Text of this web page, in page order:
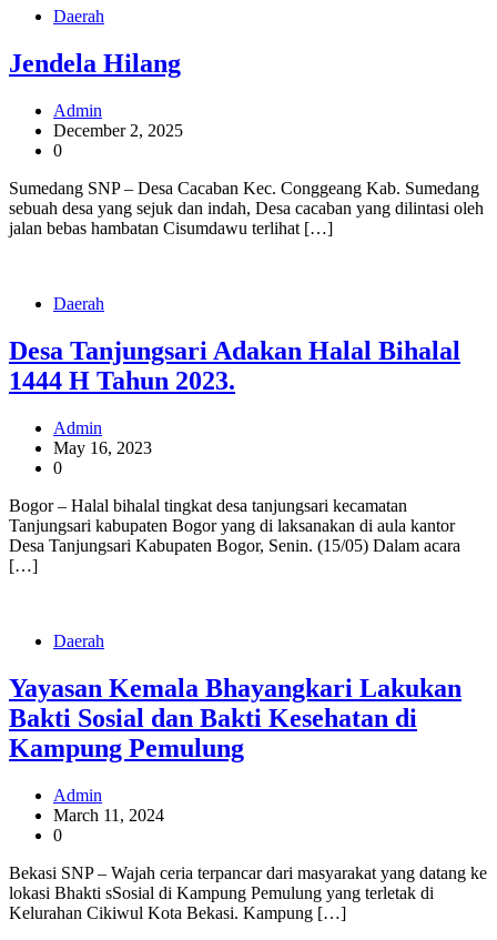
Daerah
Jendela Hilang
Admin
December 2, 2025
0
Sumedang SNP – Desa Cacaban Kec. Conggeang Kab. Sumedang
sebuah desa yang sejuk dan indah, Desa cacaban yang dilintasi oleh
jalan bebas hambatan Cisumdawu terlihat […]
Daerah
Desa Tanjungsari Adakan Halal Bihalal
1444 H Tahun 2023.
Admin
May 16, 2023
0
Bogor – Halal bihalal tingkat desa tanjungsari kecamatan
Tanjungsari kabupaten Bogor yang di laksanakan di aula kantor
Desa Tanjungsari Kabupaten Bogor, Senin. (15/05) Dalam acara
[…]
Daerah
Yayasan Kemala Bhayangkari Lakukan
Bakti Sosial dan Bakti Kesehatan di
Kampung Pemulung
Admin
March 11, 2024
0
Bekasi SNP – Wajah ceria terpancar dari masyarakat yang datang ke
lokasi Bhakti sSosial di Kampung Pemulung yang terletak di
Kelurahan Cikiwul Kota Bekasi. Kampung […]